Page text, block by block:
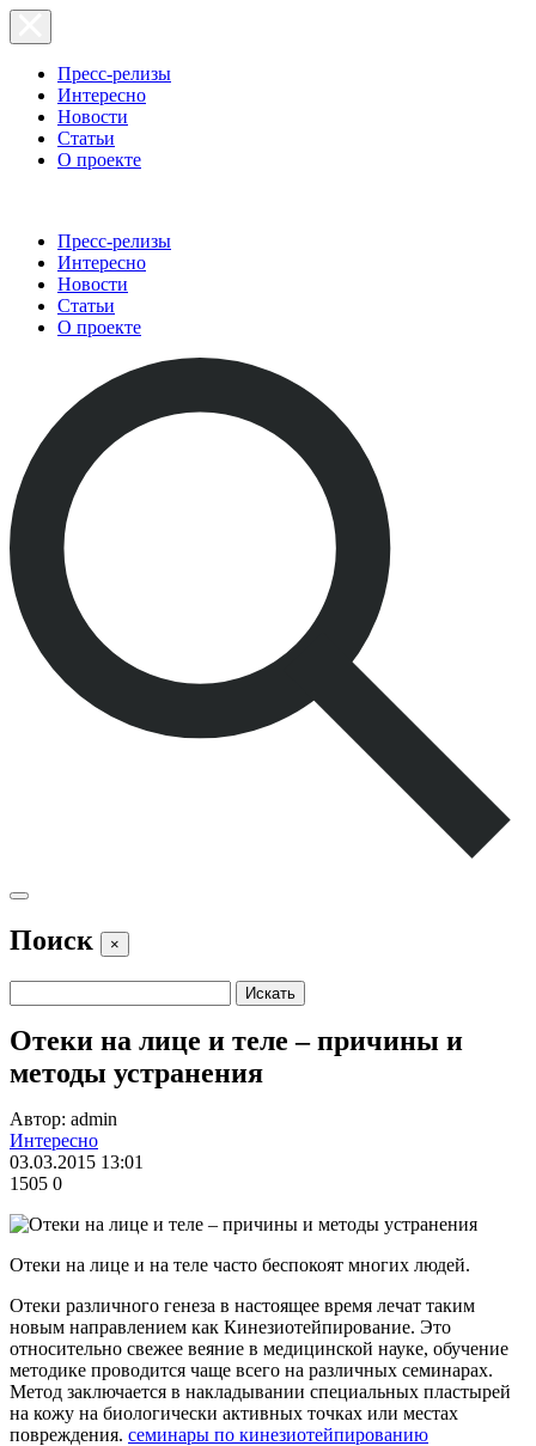
Пресс-релизы
Интересно
Новости
Статьи
О проекте
Пресс-релизы
Интересно
Новости
Статьи
О проекте
Поиск ×
Отеки на лице и теле – причины и
методы устранения
Автор: admin
Интересно
03.03.2015 13:01
1505 0
Отеки на лице и на теле часто беспокоят многих людей.
Отеки различного генеза в настоящее время лечат таким
новым направлением как Кинезиотейпирование. Это
относительно свежее веяние в медицинской науке, обучение
методике проводится чаще всего на различных семинарах.
Метод заключается в накладывании специальных пластырей
на кожу на биологически активных точках или местах
повреждения. семинары по кинезиотейпированию